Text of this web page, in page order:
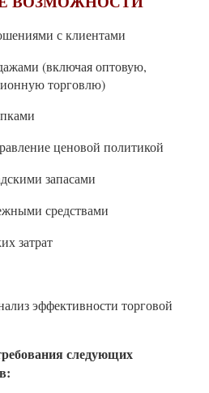
с клиентами
(включая оптовую,
торговлю)
ценовой политикой
запасами
средствами
затрат
эффективности торговой
следующих